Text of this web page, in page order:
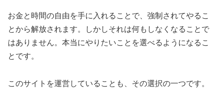
お金と時間の自由を手に入れることで、強制されてやるこ
とから解放されます。しかしそれは何もしなくなることで
はありません。本当にやりたいことを選べるようになるこ
とです。
このサイトを運営していることも、その選択の一つです。